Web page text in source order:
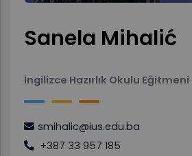
Sanela Mihalić
İngilizce Hazırlık Okulu Eğitmeni
smihalic@ius.edu.ba
+387 33 957 185